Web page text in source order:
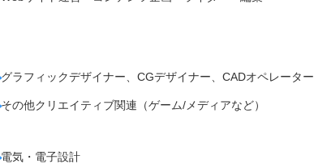
グラフィックデザイナー、CGデザイナー、CADオペレーター
その他クリエイティブ関連（ゲーム/メディアなど）
電気・電子設計